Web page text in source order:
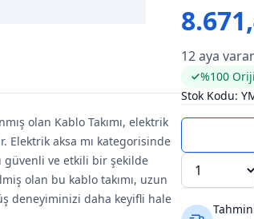
12 aya
%100
Stok Kodu:
olan Kablo Takımı, elektrik
Elektrik aksa mı kategorisinde
güvenli ve etkili bir şekilde
olan bu kablo takımı, uzun
deneyiminizi daha keyifli hale